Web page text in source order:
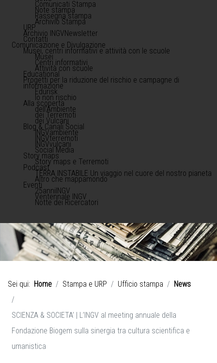
Comunicati Stampa
Note stampa
Rassegna stampa
Archivio Stampa
URP
Archivio INGVNewsletter
Contatti
Comunicazione e Divulgazione
Musei, centri informativi e attività con le scuole
Musei
Centri informativi
Attività con scuole
Educational
Progetti per la riduzione del rischio e campagne di
informazione
Edurisk
Io non rischio
Alla scoperta
dell'Ambiente
dei Terremoti
dei Vulcani
Blog & Canali Social
INGVambiente
INGVterremoti
INGVvulcani
Social Media
Story maps
Story maps e Terremoti
Podcast
TERRA INSTABILE Un viaggio nel cuore del nostro pianeta
Altro che mappamondo
Eventi
25anniINGV
Ventennale INGV
Notte dei Ricercatori
Sei qui: Home Stampa e URP Ufficio stampa News
SCIENZA & SOCIETA’ | L’INGV al meeting annuale della
Fondazione Biogem sulla sinergia tra cultura scientifica e
umanistica